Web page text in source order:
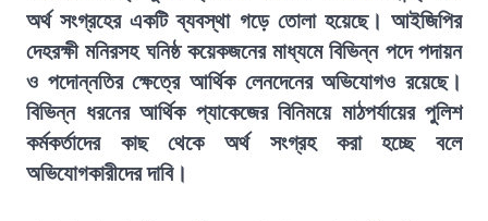
অর্থ সংগ্রহের একটি ব্যবস্থা গড়ে তোলা হয়েছে। আইজিপির
দেহরক্ষী মনিরসহ ঘনিষ্ঠ কয়েকজনের মাধ্যমে বিভিন্ন পদে পদায়ন
ও পদোন্নতির ক্ষেত্রে আর্থিক লেনদেনের অভিযোগও রয়েছে।
বিভিন্ন ধরনের আর্থিক প্যাকেজের বিনিময়ে মাঠপর্যায়ের পুলিশ
কর্মকর্তাদের কাছ থেকে অর্থ সংগ্রহ করা হচ্ছে বলে
অভিযোগকারীদের দাবি।